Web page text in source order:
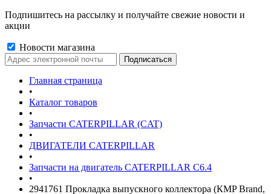
Подпишитесь на рассылку и получайте свежие новости и
акции
Новости магазина
Главная страница
•
Каталог товаров
•
Запчасти CATERPILLAR (CAT)
•
ДВИГАТЕЛИ CATERPILLAR
•
Запчасти на двигатель CATERPILLAR С6.4
•
2941761 Прокладка выпускного коллектора (КMP Brand,